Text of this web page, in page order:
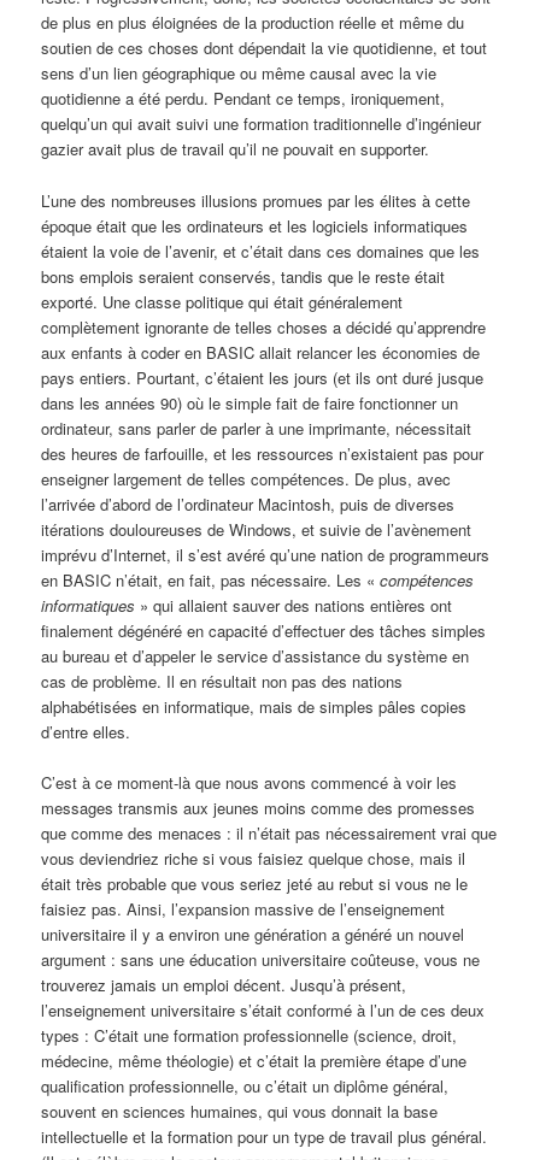
de plus en plus éloignées de la production réelle et même du
soutien de ces choses dont dépendait la vie quotidienne, et tout
sens d’un lien géographique ou même causal avec la vie
quotidienne a été perdu. Pendant ce temps, ironiquement,
quelqu’un qui avait suivi une formation traditionnelle d’ingénieur
gazier avait plus de travail qu’il ne pouvait en supporter.
L’une des nombreuses illusions promues par les élites à cette
époque était que les ordinateurs et les logiciels informatiques
étaient la voie de l’avenir, et c’était dans ces domaines que les
bons emplois seraient conservés, tandis que le reste était
exporté. Une classe politique qui était généralement
complètement ignorante de telles choses a décidé qu’apprendre
aux enfants à coder en BASIC allait relancer les économies de
pays entiers. Pourtant, c’étaient les jours (et ils ont duré jusque
dans les années 90) où le simple fait de faire fonctionner un
ordinateur, sans parler de parler à une imprimante, nécessitait
des heures de farfouille, et les ressources n’existaient pas pour
enseigner largement de telles compétences. De plus, avec
l’arrivée d’abord de l’ordinateur Macintosh, puis de diverses
itérations douloureuses de Windows, et suivie de l’avènement
imprévu d’Internet, il s’est avéré qu’une nation de programmeurs
en BASIC n’était, en fait, pas nécessaire. Les «compétences
informatiques » qui allaient sauver des nations entières ont
finalement dégénéré en capacité d’effectuer des tâches simples
au bureau et d’appeler le service d’assistance du système en
cas de problème. Il en résultait non pas des nations
alphabétisées en informatique, mais de simples pâles copies
d’entre elles.
C’est à ce moment-là que nous avons commencé à voir les
messages transmis aux jeunes moins comme des promesses
que comme des menaces : il n’était pas nécessairement vrai que
vous deviendriez riche si vous faisiez quelque chose, mais il
était très probable que vous seriez jeté au rebut si vous ne le
faisiez pas. Ainsi, l’expansion massive de l’enseignement
universitaire il y a environ une génération a généré un nouvel
argument : sans une éducation universitaire coûteuse, vous ne
trouverez jamais un emploi décent. Jusqu’à présent,
l’enseignement universitaire s’était conformé à l’un de ces deux
types : C’était une formation professionnelle (science, droit,
médecine, même théologie) et c’était la première étape d’une
qualification professionnelle, ou c’était un diplôme général,
souvent en sciences humaines, qui vous donnait la base
intellectuelle et la formation pour un type de travail plus général.